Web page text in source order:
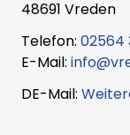
und
Angehörige
sind von der
48691 Vreden
Telefon: 02564
E-Mail:
DE-Mail: